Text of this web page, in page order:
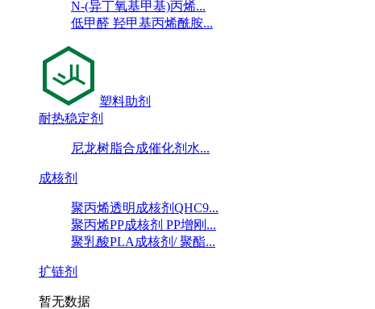
N-(异丁氧基甲基)丙烯...
低甲醛 羟甲基丙烯酰胺...
塑料助剂
耐热稳定剂
尼龙树脂合成催化剂水...
成核剂
聚丙烯透明成核剂QHC9...
聚丙烯PP成核剂 PP增刚...
聚乳酸PLA成核剂/ 聚酯...
扩链剂
暂无数据